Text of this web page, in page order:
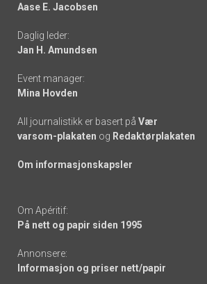
-
links
Aase E. Jacobsen
Daglig leder:
Jan H. Amundsen
Event manager:
Mina Hovden
All journalistikk er basert på Vær
varsom-plakaten og Redaktørplakaten
Om informasjonskapsler
Om Apéritif:
På nett og papir siden 1995
Annonsere:
Informasjon og priser nett/papir